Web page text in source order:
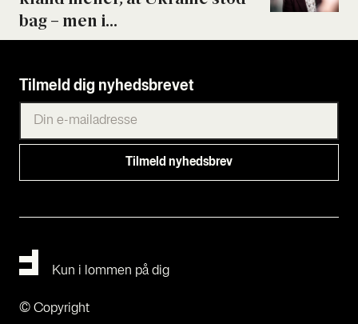
bag – men i...
Tilmeld dig nyhedsbrevet
Kun i lommen på dig
© Copyright